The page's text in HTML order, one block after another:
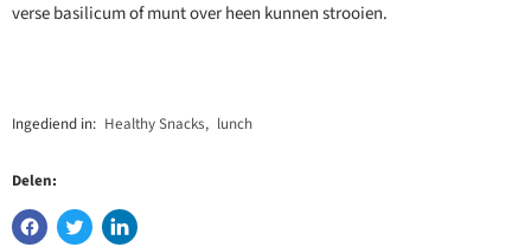
verse basilicum of munt over heen kunnen strooien.
Ingediend in: Healthy Snacks, lunch
Delen: